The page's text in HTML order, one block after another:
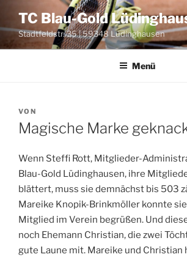
Inhalt
springen
TC Blau-Gold
Stadtfeldstr. 35 | 59348 Lüdinghausen
Menü
VERÖFFENTLICHT
AM
VON
Magische Marke
Wenn Stef­fi Rott, Mit­glie­der-
Blau-Gold Lüding­hau­sen, ihre
blät­tert, muss sie dem­nächst bis 503
Marei­ke Kno­p­ik-Brinkm­öl­ler konn­te
Mit­glied im Ver­ein begrü­ßen. Und
noch Ehe­mann Chris­ti­an, die zwei
gute Lau­ne mit. Marei­ke und Chris­ti­an